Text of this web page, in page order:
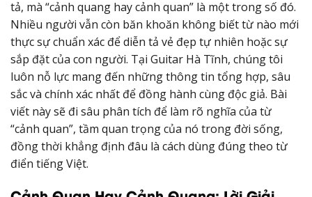
tả, mà “cảnh quang hay cảnh quan” là một trong số đó.
Nhiều người vẫn còn băn khoăn không biết từ nào mới
thực sự chuẩn xác để diễn tả vẻ đẹp tự nhiên hoặc sự
sắp đặt của con người. Tại Guitar Hà Tĩnh, chúng tôi
luôn nỗ lực mang đến những thông tin tổng hợp, sâu
sắc và chính xác nhất để đồng hành cùng độc giả. Bài
viết này sẽ đi sâu phân tích để làm rõ nghĩa của từ
“cảnh quan”, tầm quan trọng của nó trong đời sống,
đồng thời khẳng định đâu là cách dùng đúng theo từ
điển tiếng Việt.